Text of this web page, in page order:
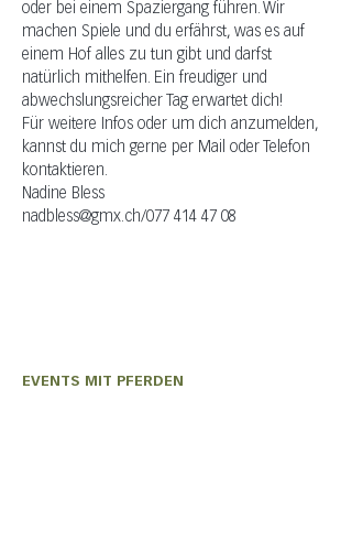
oder bei einem Spaziergang führen. Wir
machen Spiele und du erfährst, was es auf
einem Hof alles zu tun gibt und darfst
natürlich mithelfen. Ein freudiger und
abwechslungsreicher Tag erwartet dich!
Für weitere Infos oder um dich anzumelden,
kannst du mich gerne per Mail oder Telefon
kontaktieren.
Nadine Bless
nadbless@gmx.ch/077 414 47 08
EVENTS MIT PFERDEN